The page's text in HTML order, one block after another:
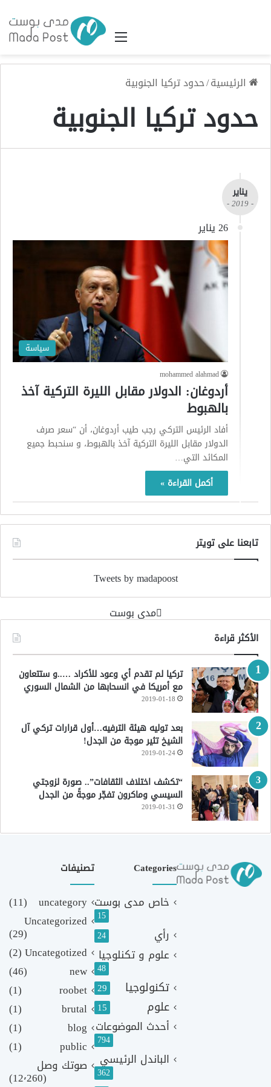
القائمة
الرئيسية/حدود تركيا الجنوبية
حدود تركيا الجنوبية
يناير
- 2019 -
26 يناير
سياسة
mohammed alahmad
أردوغان: الدولار مقابل الليرة التركية آخذ
بالهبوط
أفاد الرئيس التركي رجب طيب أردوغان، أن “سعر صرف
الدولار مقابل الليرة التركية آخذ بالهبوط، و سنحبط جميع
المكائد التي…
أكمل القراءة »
تابعنا على تويتر
Tweets by madapoost
‏مدى بوست‏
الأكثر قراءة
تركيا لم تقدم أي وعود للأكراد …..و ستتعاون
مع أمريكا في انسحابها من الشمال السوري
2019-01-18
بعد توليه هيئة الترفيه…أول قرارات تركي آل
الشيخ تثير موجة من الجدل!
2019-01-24
“تكشف اختلاف الثقافات”.. صورة لزوجتي
السيسي وماكرون تفجّر موجةً من الجدل
2019-01-31
Categories
خاص مدى بوست
15
رأي 24
علوم و تكنلوجيا
48
تكنولوجيا 29
علوم 15
أحدث الموضوعات
794
الباندل الرئيسي
362
تصنيفات
uncategory
(11)
Uncategorized
(29)
Uncategotized
(2)
new
(46)
roobet
(1)
brutal
(1)
blog
(1)
public
(1)
صوتك وصل
(12٬260)